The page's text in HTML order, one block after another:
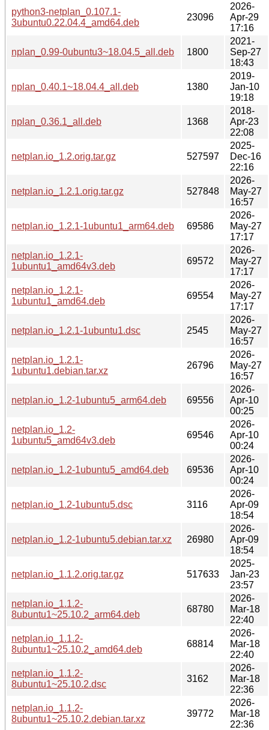
python3-netplan_0.107.1-
3ubuntu0.22.04.4_amd64.deb
23096
2026-
Apr-29
17:16
nplan_0.99-0ubuntu3~18.04.5_all.deb 1800
2021-
Sep-27
18:43
nplan_0.40.1~18.04.4_all.deb 1380
2019-
Jan-10
19:18
nplan_0.36.1_all.deb 1368
2018-
Apr-23
22:08
netplan.io_1.2.orig.tar.gz 527597
2025-
Dec-16
22:16
netplan.io_1.2.1.orig.tar.gz 527848
2026-
May-27
16:57
netplan.io_1.2.1-1ubuntu1_arm64.deb 69586
2026-
May-27
17:17
netplan.io_1.2.1-
1ubuntu1_amd64v3.deb
69572
2026-
May-27
17:17
netplan.io_1.2.1-
1ubuntu1_amd64.deb
69554
2026-
May-27
17:17
netplan.io_1.2.1-1ubuntu1.dsc 2545
2026-
May-27
16:57
netplan.io_1.2.1-
1ubuntu1.debian.tar.xz
26796
2026-
May-27
16:57
netplan.io_1.2-1ubuntu5_arm64.deb 69556
2026-
Apr-10
00:25
netplan.io_1.2-
1ubuntu5_amd64v3.deb
69546
2026-
Apr-10
00:24
netplan.io_1.2-1ubuntu5_amd64.deb 69536
2026-
Apr-10
00:24
netplan.io_1.2-1ubuntu5.dsc 3116
2026-
Apr-09
18:54
netplan.io_1.2-1ubuntu5.debian.tar.xz 26980
2026-
Apr-09
18:54
netplan.io_1.1.2.orig.tar.gz 517633
2025-
Jan-23
23:57
netplan.io_1.1.2-
8ubuntu1~25.10.2_arm64.deb
68780
2026-
Mar-18
22:40
netplan.io_1.1.2-
8ubuntu1~25.10.2_amd64.deb
68814
2026-
Mar-18
22:40
netplan.io_1.1.2-
8ubuntu1~25.10.2.dsc
3162
2026-
Mar-18
22:36
netplan.io_1.1.2-
8ubuntu1~25.10.2.debian.tar.xz
39772
2026-
Mar-18
22:36